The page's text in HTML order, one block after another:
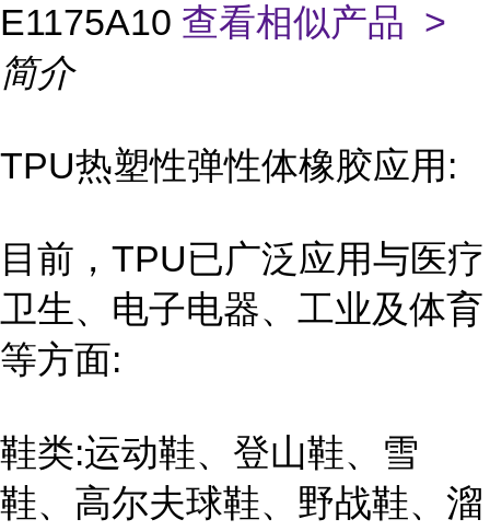
E1175A10 查看相似产品 >
简介
TPU热塑性弹性体橡胶应用:
目前，TPU已广泛应用与医疗
卫生、电子电器、工业及体育
等方面:
鞋类:运动鞋、登山鞋、雪
鞋、高尔夫球鞋、野战鞋、溜